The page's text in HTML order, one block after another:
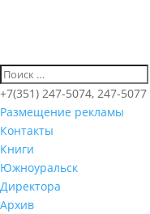
+7(351) 247-5074, 247-5077
Размещение рекламы
Контакты
Книги
Южноуральск
Директора
Архив